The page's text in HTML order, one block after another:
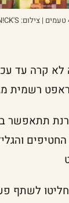
לא קרה עד
רשמית
תתאפשר
לשתף